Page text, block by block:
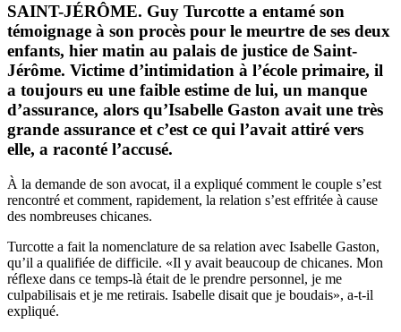
SAINT-JÉRÔME. Guy Turcotte a entamé son
témoignage à son procès pour le meurtre de ses deux
enfants, hier matin au palais de justice de Saint-
Jérôme. Victime d’intimidation à l’école primaire, il
a toujours eu une faible estime de lui, un manque
d’assurance, alors qu’Isabelle Gaston avait une très
grande assurance et c’est ce qui l’avait attiré vers
elle, a raconté l’accusé.
À la demande de son avocat, il a expliqué comment le couple s’est
rencontré et comment, rapidement, la relation s’est effritée à cause
des nombreuses chicanes.
Turcotte a fait la nomenclature de sa relation avec Isabelle Gaston,
qu’il a qualifiée de difficile. «Il y avait beaucoup de chicanes. Mon
réflexe dans ce temps-là était de le prendre personnel, je me
culpabilisais et je me retirais. Isabelle disait que je boudais», a-t-il
expliqué.